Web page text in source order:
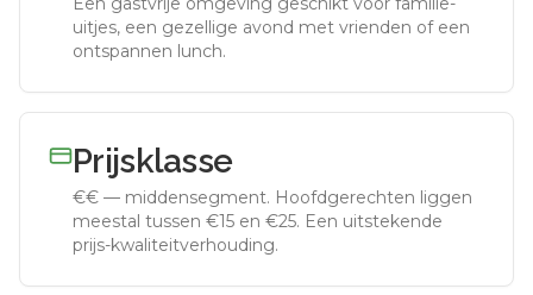
uitjes, een gezellige avond met vrienden of een
ontspannen lunch.
Prijsklasse
€€ — middensegment. Hoofdgerechten liggen
meestal tussen €15 en €25. Een uitstekende
prijs-kwaliteitverhouding.